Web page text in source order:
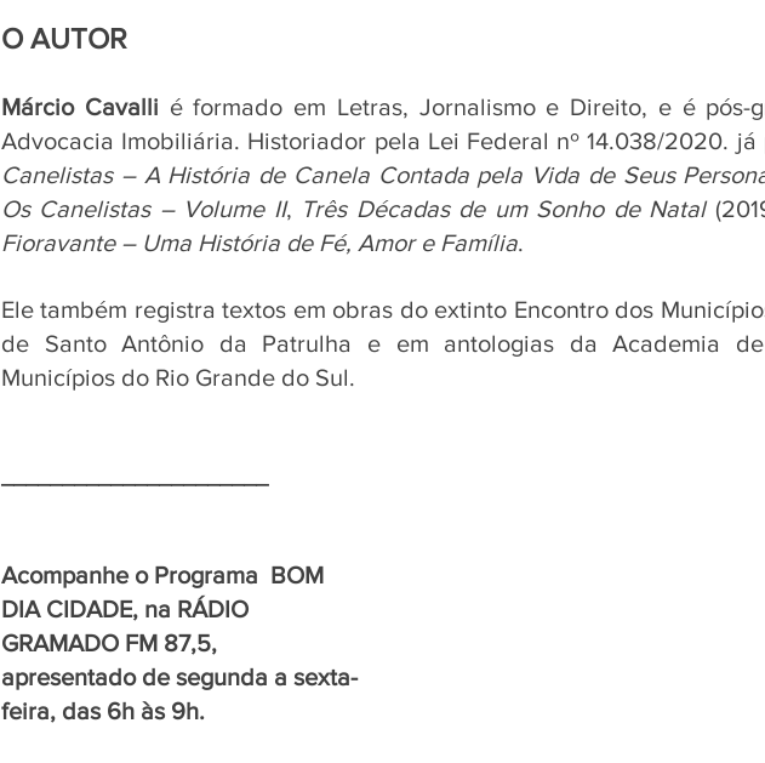
O AUTOR
Márcio Cavalli é formado em Letras, Jornalismo e Direito, e é pós-
Advocacia Imobiliária. Historiador pela Lei Federal nº 14.038/2020. já
Canelistas – A História de Canela Contada pela Vida de Seus
Os Canelistas – Volume II, Três Décadas de um Sonho de Natal
Fioravante – Uma História de Fé, Amor e Família.
Ele também registra textos em obras do extinto Encontro dos
de Santo Antônio da Patrulha e em antologias da Academia
Municípios do Rio Grande do Sul.
Acompanhe o Programa  BOM
DIA CIDADE, na RÁDIO
GRAMADO FM 87,5,
apresentado de segunda a sexta-
feira, das 6h às 9h.